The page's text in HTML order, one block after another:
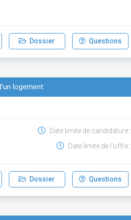
Dossier Questions
logement
Date limite de candidature :
Date limite de l'offre :
Dossier Questions